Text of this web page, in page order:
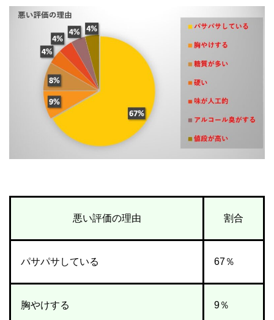
悪い評価の理由 割合
パサパサしている 67％
胸やけする 9％